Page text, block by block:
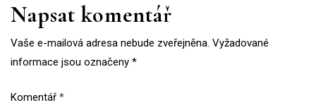
Napsat komentář
Vaše e-mailová adresa nebude zveřejněna. Vyžadované
informace jsou označeny *
Komentář *